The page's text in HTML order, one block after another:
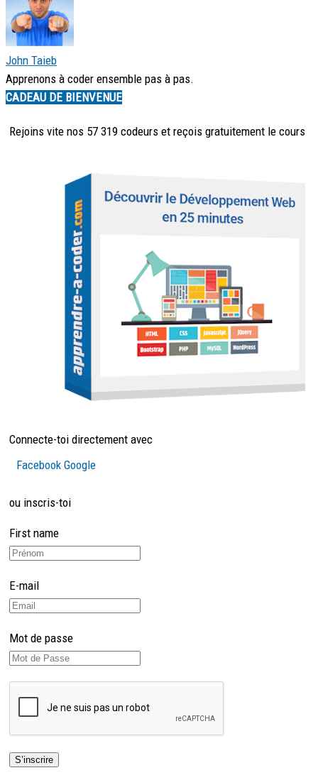
John Taieb
Apprenons à coder ensemble pas à pas.
CADEAU DE BIENVENUE
Rejoins vite nos 57 319 codeurs et reçois gratuitement le cours
Connecte-toi directement avec
Facebook Google
ou inscris-toi
First name
E-mail
Mot de passe